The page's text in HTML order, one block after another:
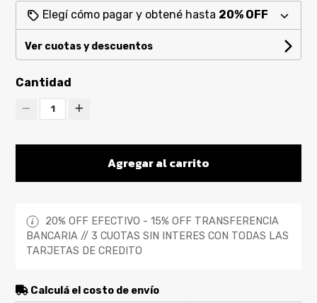
Elegí cómo pagar y obtené hasta 20% OFF
Ver cuotas y descuentos
Cantidad
1
Agregar al carrito
20% OFF EFECTIVO - 15% OFF TRANSFERENCIA
BANCARIA // 3 CUOTAS SIN INTERES CON TODAS LAS
TARJETAS DE CREDITO
Calculá el costo de envío